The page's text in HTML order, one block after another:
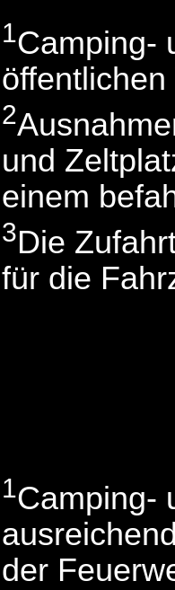
1Camping-
2
und
einem
3Die
für die
1Camping-
der